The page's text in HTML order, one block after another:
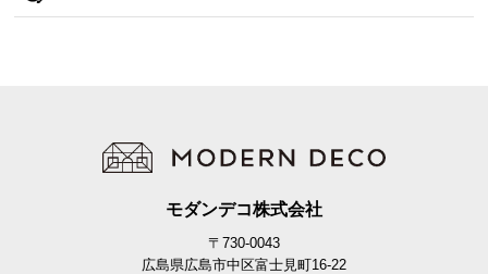
モダンデコ株式会社
〒730-0043
広島県広島市中区富士見町16-22